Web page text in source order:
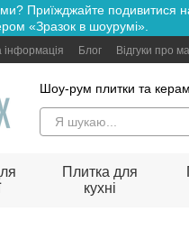
Приїжджайте
«Зразок в шоурумі».
інформація Блог Відгуки про
Шоу-рум плитки та
Плитка для
кухні